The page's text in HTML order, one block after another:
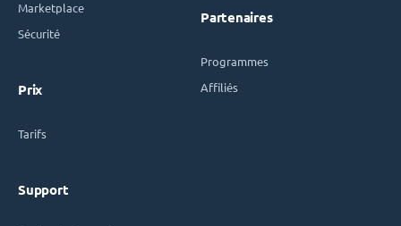
Marketplace
Sécurité
Prix
Tarifs
Support
Partenaires
Programmes
Affiliés